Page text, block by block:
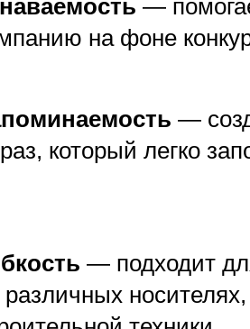
—
на фоне
—
который легко
— подходит
различных